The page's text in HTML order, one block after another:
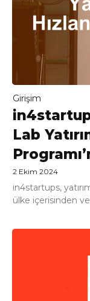
Girişim
Lab
2 Ekim 2024
in4startups,
ülke içerisinden